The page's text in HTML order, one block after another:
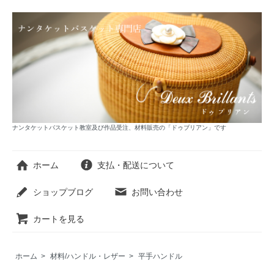
ナンタケットバスケット教室及び作品受注、材料販売の「ドゥブリアン」です
ホーム 支払・配送について
ショップブログ お問い合わせ
カートを見る
ホーム > 材料/ハンドル・レザー > 平手ハンドル